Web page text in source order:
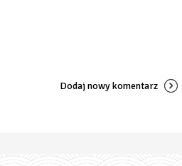
Dodaj nowy komentarz